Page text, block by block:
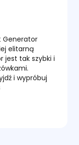
Generator
elitarną
jest tak szybki i
i wypróbuj